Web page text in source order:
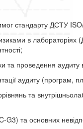
стандарту ДСТУ
в
та проведення
аудиту (програм,
та
та основних